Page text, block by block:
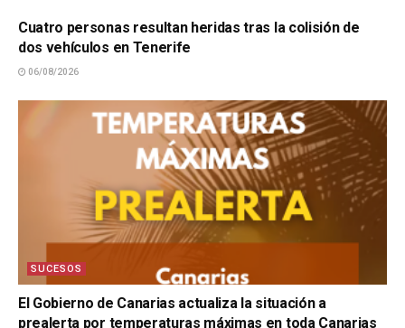
Cuatro personas resultan heridas tras la colisión de
dos vehículos en Tenerife
06/08/2026
SUCESOS
El Gobierno de Canarias actualiza la situación a
prealerta por temperaturas máximas en toda Canarias